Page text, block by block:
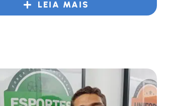
LEIA MAIS